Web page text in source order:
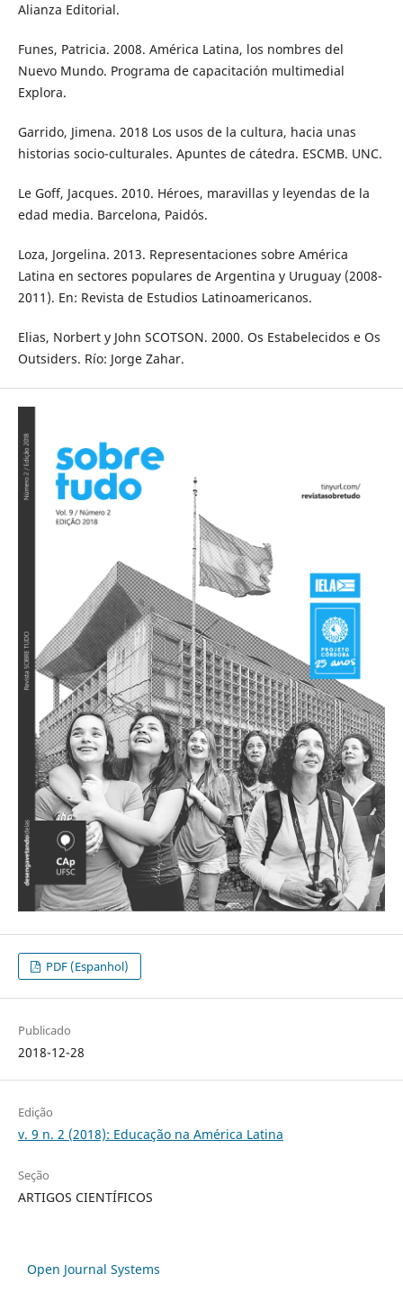
Alianza Editorial.
Funes, Patricia. 2008. América Latina, los nombres del
Nuevo Mundo. Programa de capacitación multimedial
Explora.
Garrido, Jimena. 2018 Los usos de la cultura, hacia unas
historias socio-culturales. Apuntes de cátedra. ESCMB. UNC.
Le Goff, Jacques. 2010. Héroes, maravillas y leyendas de la
edad media. Barcelona, Paidós.
Loza, Jorgelina. 2013. Representaciones sobre América
Latina en sectores populares de Argentina y Uruguay (2008-
2011). En: Revista de Estudios Latinoamericanos.
Elias, Norbert y John SCOTSON. 2000. Os Estabelecidos e Os
Outsiders. Río: Jorge Zahar.
PDF (Espanhol)
Publicado
2018-12-28
Edição
v. 9 n. 2 (2018): Educação na América Latina
Seção
ARTIGOS CIENTÍFICOS
Open Journal Systems